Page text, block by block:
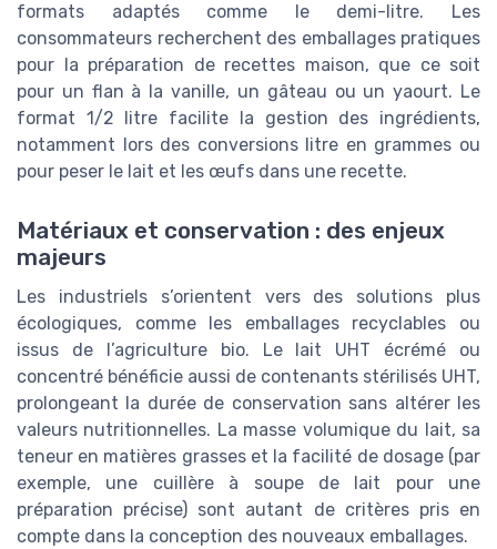
formats adaptés comme le demi-litre. Les
consommateurs recherchent des emballages pratiques
pour la préparation de recettes maison, que ce soit
pour un flan à la vanille, un gâteau ou un yaourt. Le
format 1/2 litre facilite la gestion des ingrédients,
notamment lors des conversions litre en grammes ou
pour peser le lait et les œufs dans une recette.
Matériaux et conservation : des enjeux
majeurs
Les industriels s’orientent vers des solutions plus
écologiques, comme les emballages recyclables ou
issus de l’agriculture bio. Le lait UHT écrémé ou
concentré bénéficie aussi de contenants stérilisés UHT,
prolongeant la durée de conservation sans altérer les
valeurs nutritionnelles. La masse volumique du lait, sa
teneur en matières grasses et la facilité de dosage (par
exemple, une cuillère à soupe de lait pour une
préparation précise) sont autant de critères pris en
compte dans la conception des nouveaux emballages.